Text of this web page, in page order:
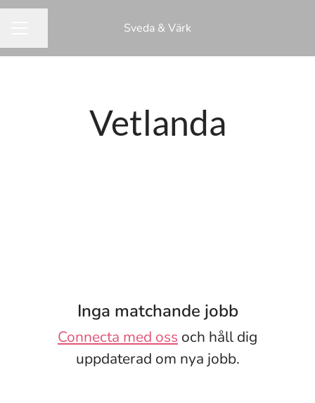
Sveda & Värk
Vetlanda
Inga matchande jobb
Connecta med oss och håll dig
uppdaterad om nya jobb.